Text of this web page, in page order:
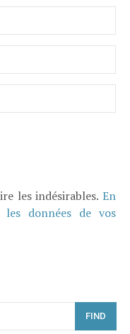
les indésirables. En
données de vos
FIND